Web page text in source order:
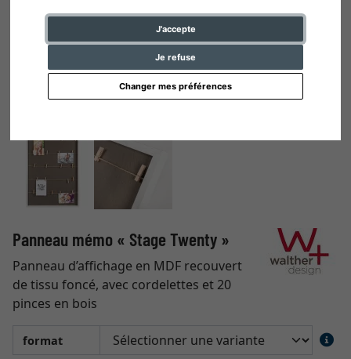
J'accepte
Je refuse
Changer mes préférences
Panneau mémo « Stage Twenty »
Panneau d’affichage en MDF recouvert
de tissu foncé, avec cordelettes et 20
pinces en bois
format